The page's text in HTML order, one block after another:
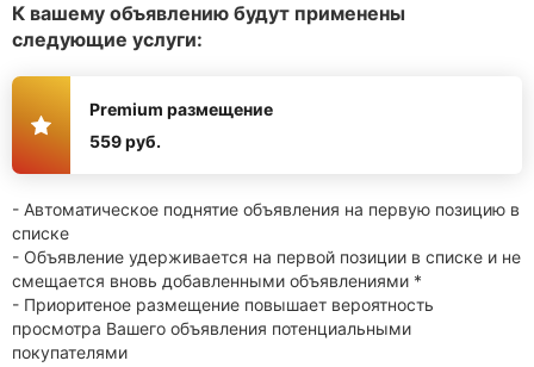
К вашему объявлению будут применены
следующие услуги:
Premium размещение
559 руб.
- Автоматическое поднятие объявления на первую позицию в
списке
- Объявление удерживается на первой позиции в списке и не
смещается вновь добавленными объявлениями *
- Приоритеное размещение повышает вероятность
просмотра Вашего объявления потенциальными
покупателями